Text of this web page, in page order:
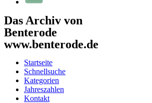
Das Archiv von
Benterode
www.benterode.de
Startseite
Schnellsuche
Kategorien
Jahreszahlen
Kontakt